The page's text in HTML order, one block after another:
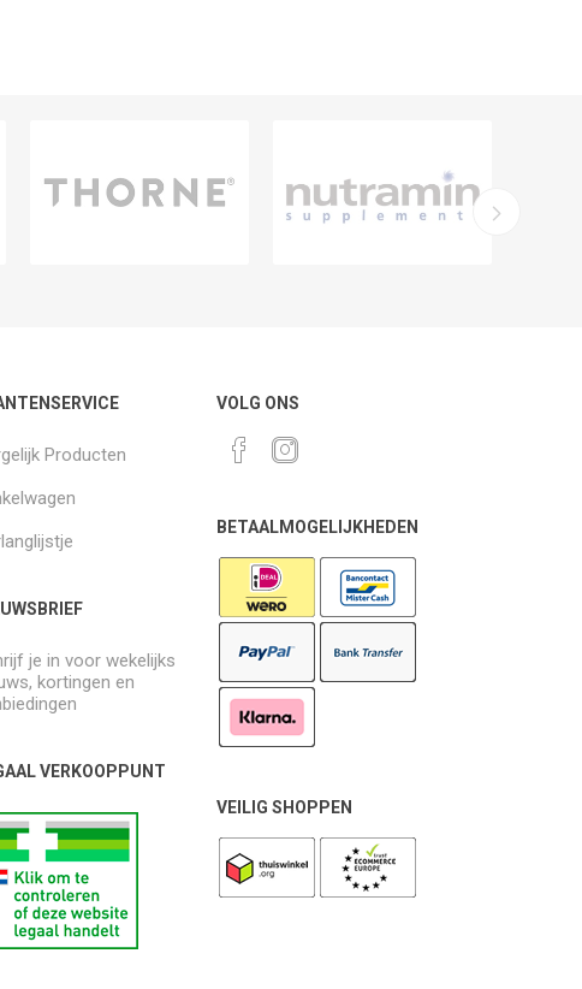
Producten
je in voor wekelijks
kortingen en
VERKOOPPUNT
VOLG ONS
BETAALMOGELIJKHEDEN
VEILIG SHOPPEN